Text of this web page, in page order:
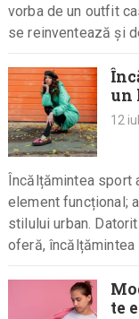
vorba de un outfit
se reinventează și
un
12
Încălțămintea sport
element funcțional;
stilului urban.
oferă,
te